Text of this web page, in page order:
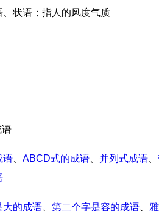
、状语；指人的风度气质
语 ABCD式的成语 并列式成语
大的成语 第二个字是容的成语